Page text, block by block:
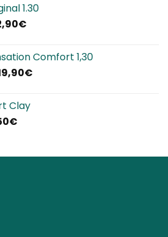
è:
8,50€.
1.30
€Il
è:
22,90€.
Comfort 1,30
€Il
Clay
€Il
è: